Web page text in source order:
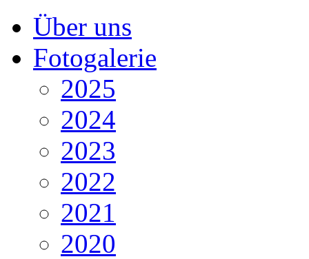
Über uns
Fotogalerie
2025
2024
2023
2022
2021
2020